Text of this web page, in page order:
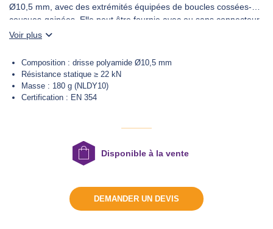
FAQ
DEMANDER UN DEVIS
Ø10,5 mm, avec des extrémités équipées de boucles cossées-
cousues-gainées. Elle peut être fournie avec ou sans connecteur,
amovible ou inamovible.
Voir plus
Composition : drisse polyamide Ø10,5 mm
Résistance statique ≥ 22 kN
Masse : 180 g (NLDY10)
Certification : EN 354
Disponible à la vente
DEMANDER UN DEVIS